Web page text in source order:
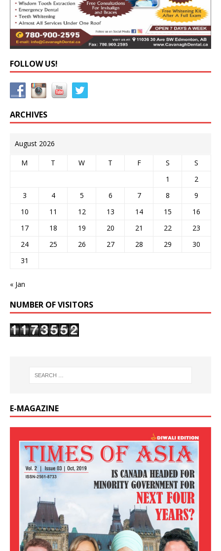
FOLLOW US!
ARCHIVES
August 2026
M T W T F S
S
1
2
3
4 5 6 7 8
9
10
11 12 13 14 15
16
17
18 19 20 21 22
23
24
25 26 27 28 29
30
31
« Jan
NUMBER OF VISITORS
E-MAGAZINE